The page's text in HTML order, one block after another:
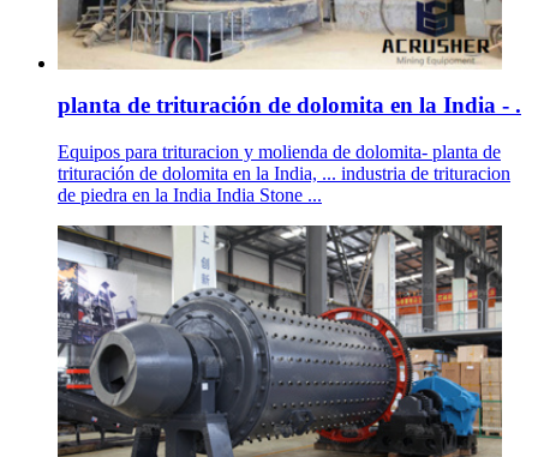
planta de trituración de dolomita en la India - .
Equipos para trituracion y molienda de dolomita- planta de
trituración de dolomita en la India, ... industria de trituracion
de piedra en la India India Stone ...